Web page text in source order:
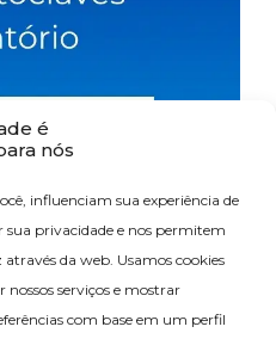
é
nós
influenciam sua experiência de
privacidade e nos permitem
através da web. Usamos cookies
nossos serviços e mostrar
com base em um perfil